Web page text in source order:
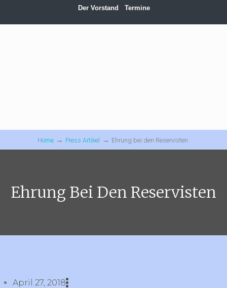
Der Vorstand Termine
Home → Press Artikel → Ehrung bei den Reservisten
Ehrung Bei Den Reservisten
April 27, 2018